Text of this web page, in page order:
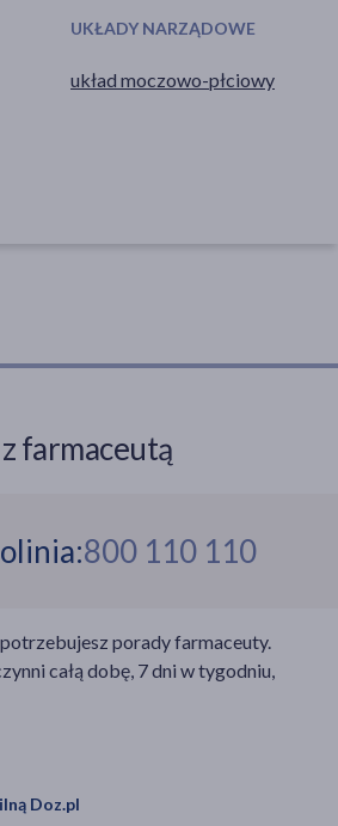
UKŁADY NARZĄDOWE
układ moczowo-płciowy
farmaceutą
800 110 110
porady farmaceuty.
całą dobę, 7 dni w tygodniu,
Doz.pl